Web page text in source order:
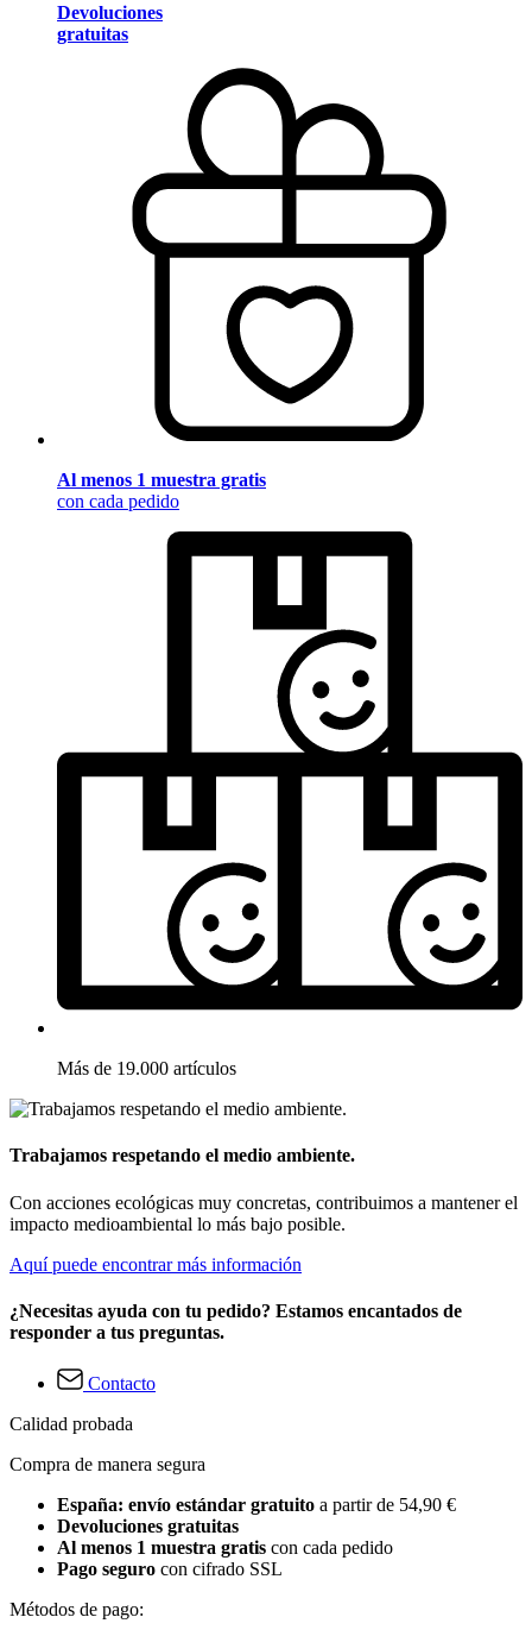
Devoluciones
gratuitas
Al menos 1 muestra gratis
con cada pedido
Más de 19.000 artículos
Trabajamos respetando el medio ambiente.
Con acciones ecológicas muy concretas, contribuimos a mantener el
impacto medioambiental lo más bajo posible.
Aquí puede encontrar más información
¿Necesitas ayuda con tu pedido? Estamos encantados de
responder a tus preguntas.
Contacto
Calidad probada
Compra de manera segura
España: envío estándar gratuito a partir de 54,90 €
Devoluciones gratuitas
Al menos 1 muestra gratis con cada pedido
Pago seguro con cifrado SSL
Métodos de pago: